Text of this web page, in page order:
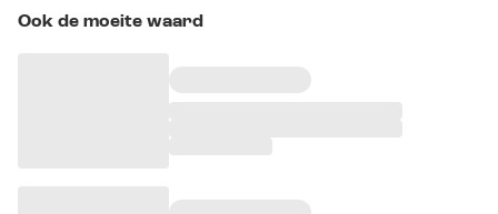
Ook de moeite waard